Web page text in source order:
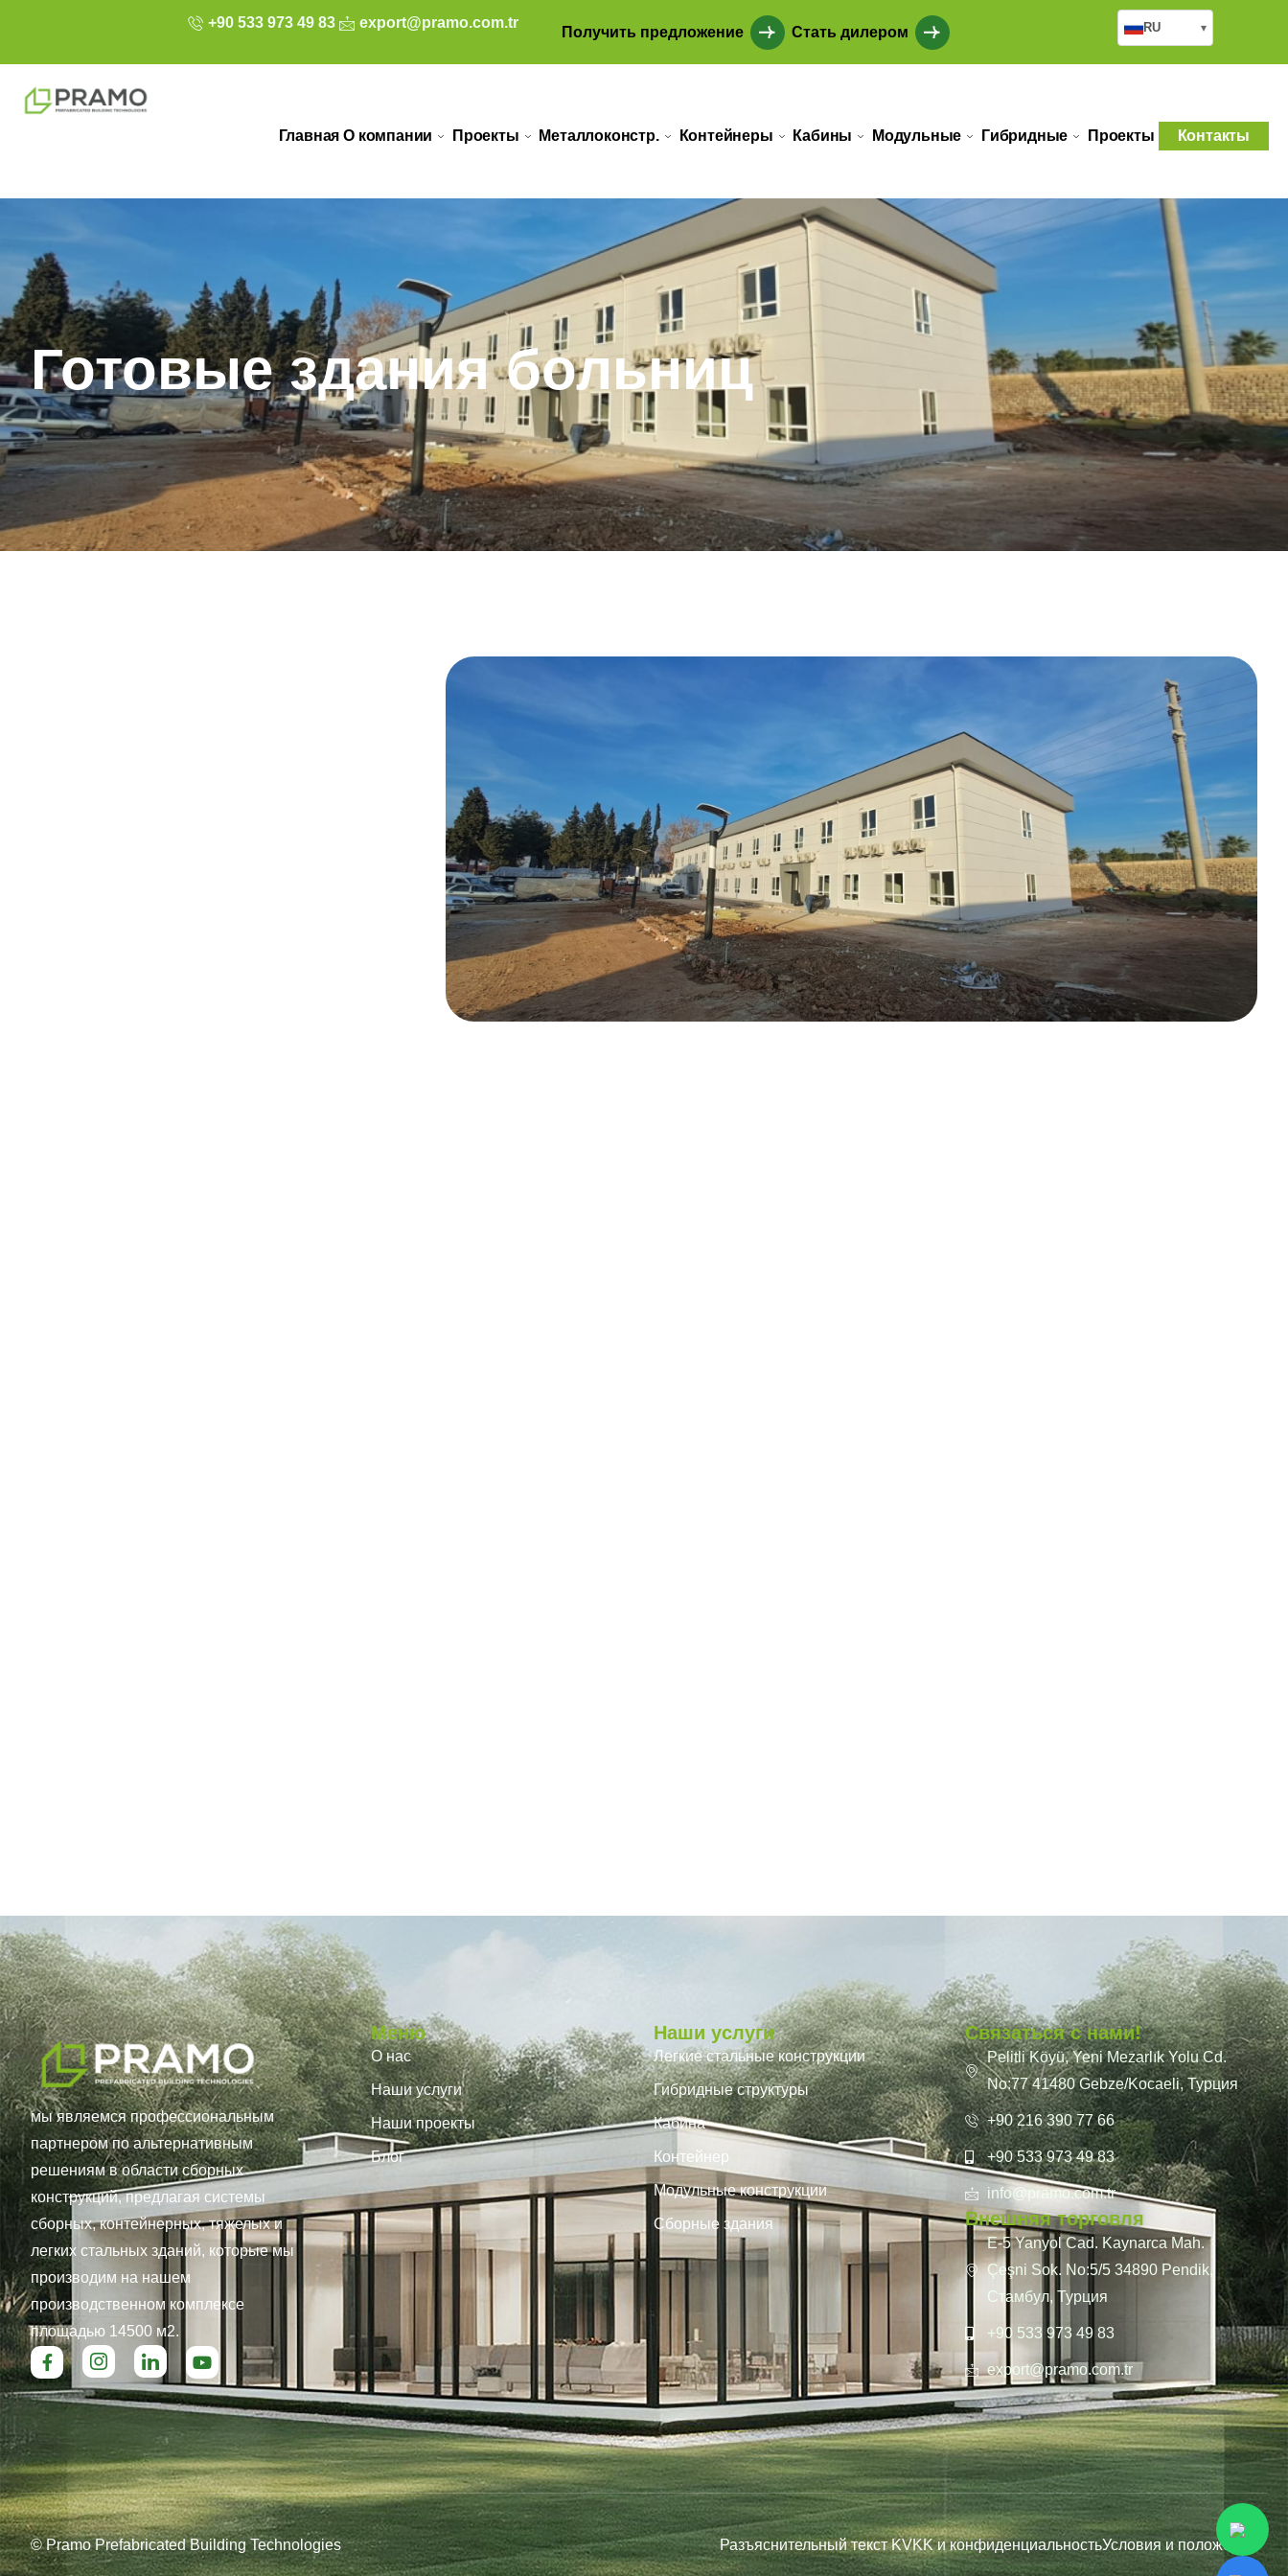
+90 533 973 49 83 export@pramo.com.tr
Получить предложение Стать дилером RU ▾
Главная О компании Проекты Металлоконстр. Контейнеры Кабины Модульные Гибридные Проекты Контакты
Готовые здания больниц
мы являемся профессиональным
партнером по альтернативным
решениям в области сборных
конструкций, предлагая системы
сборных, контейнерных, тяжелых и
легких стальных зданий, которые мы
производим на нашем
производственном комплексе
площадью 14500 м2.
Меню
О нас
Наши услуги
Наши проекты
Блог
Наши услуги
Легкие стальные конструкции
Гибридные структуры
Кабина
Контейнер
Модульные конструкции
Сборные здания
Связаться с нами!
Pelitli Köyü, Yeni Mezarlık Yolu Cd.
No:77 41480 Gebze/Kocaeli, Турция
+90 216 390 77 66
+90 533 973 49 83
info@pramo.com.tr
Внешняя торговля
E-5 Yanyol Cad. Kaynarca Mah.
Çeşni Sok. No:5/5 34890 Pendik,
Стамбул, Турция
+90 533 973 49 83
export@pramo.com.tr
© Pramo Prefabricated Building Technologies Разъяснительный текст KVKK и конфиденциальностьУсловия и положения